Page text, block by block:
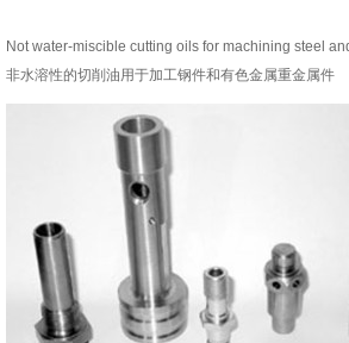
Not water-miscible cutting oils for machining steel
非水溶性的切削油用于加工钢件和有色金属重金属件